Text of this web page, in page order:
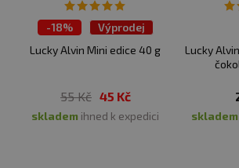
-18%
Výprodej
Lucky Alvin Mini edice 40 g
55 Kč 45 Kč
skladem ihned k expedici
Lucky
skladem